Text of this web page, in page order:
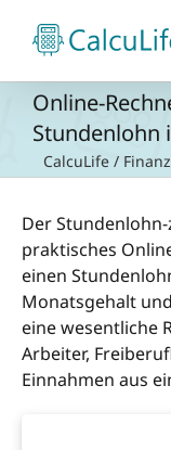
Inhalt
springen
Online-
Stundenlohn
CalcuLife /
Der
praktisches
einen
Monatsgehalt
eine wesentliche
Arbeiter,
Einnahmen aus